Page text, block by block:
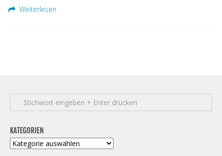
Weiterlesen
KATEGORIEN
Kategorien